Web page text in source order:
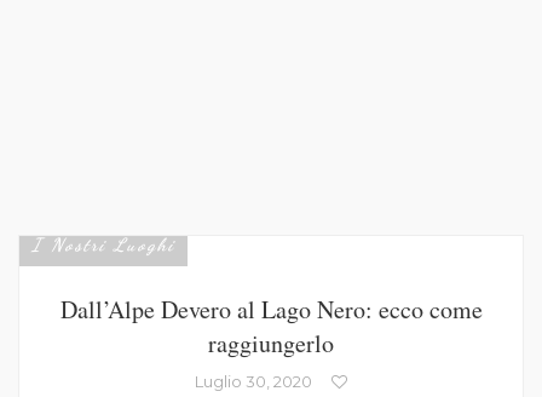
I Nostri Luoghi
Dall’Alpe Devero al Lago Nero: ecco come
raggiungerlo
Luglio 30, 2020